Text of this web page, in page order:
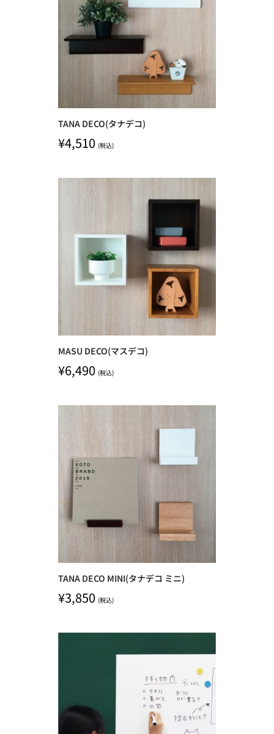
TANA DECO(タナデコ)
¥4,510 (税込)
MASU DECO(マスデコ)
¥6,490 (税込)
TANA DECO MINI(タナデコ ミニ)
¥3,850 (税込)